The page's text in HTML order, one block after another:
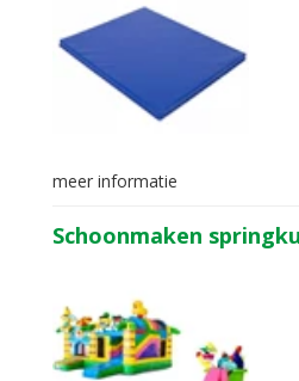
meer informatie
Schoonmaken